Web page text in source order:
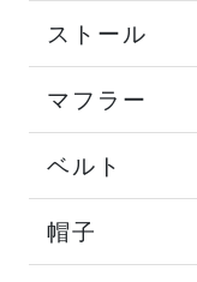
ストール
マフラー
ベルト
帽子